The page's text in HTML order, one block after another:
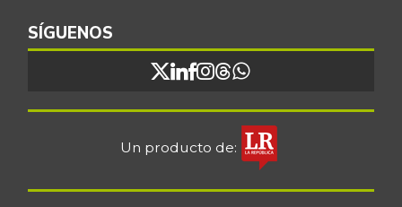
SÍGUENOS
Un producto de: